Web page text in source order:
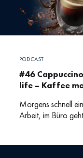
PODCAST
#46
life – Kaffee
Morgens schnell
Arbeit, im Büro